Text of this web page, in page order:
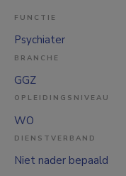
FUNCTIE
Psychiater
BRANCHE
GGZ
OPLEIDINGSNIVEAU
WO
DIENSTVERBAND
Niet nader bepaald